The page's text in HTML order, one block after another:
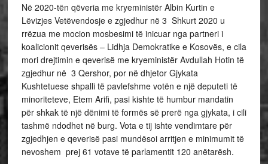
Në 2020-tën qëveria me kryeministër Albin Kurtin e
Lëvizjes Vetëvendosje e zgjedhur në 3 Shkurt 2020 u
rrëzua me mocion mosbesimi të inicuar nga partneri i
koalicionit qeverisës – Lidhja Demokratike e Kosovës, e cila
mori drejtimin e qeverisë me kryeministër Avdullah Hotin të
zgjedhur në 3 Qershor, por në dhjetor Gjykata
Kushtetuese shpalli të pavlefshme votën e një deputeti të
minoriteteve, Etem Arifi, pasi kishte të humbur mandatin
për shkak të një dënimi të formës së prerë nga gjykata, i cili
tashmë ndodhet në burg. Vota e tij ishte vendimtare për
zgjedhjen e qeverisë pasi mundësoi arritjen e minimumit të
nevoshem prej 61 votave të parlamentit 120 anëtarësh.